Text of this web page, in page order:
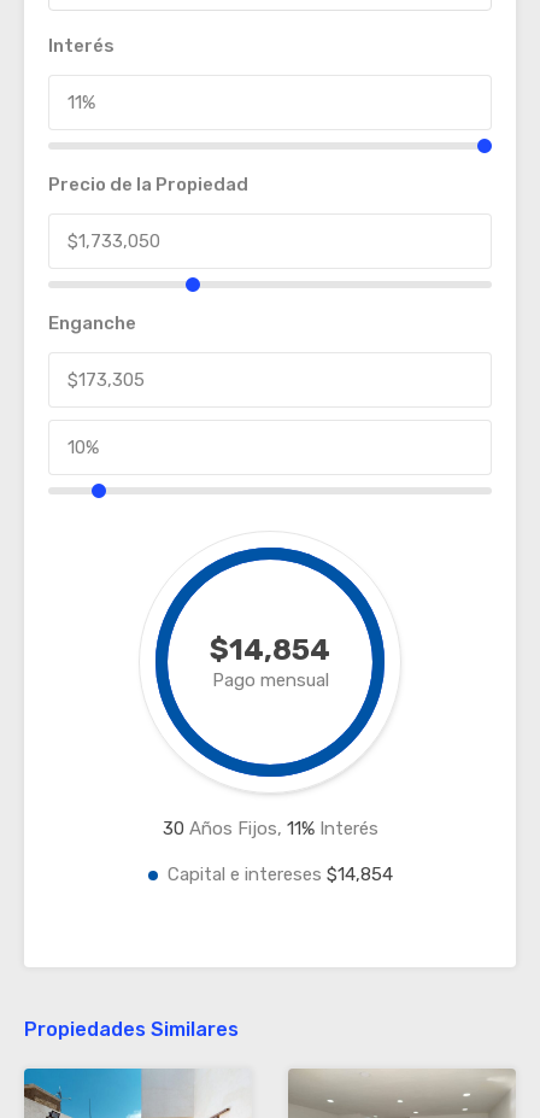
Interés
Precio de la Propiedad
Enganche
$14,854
Pago mensual
30 Años Fijos, 11%Interés
Capital e intereses $14,854
Propiedades Similares